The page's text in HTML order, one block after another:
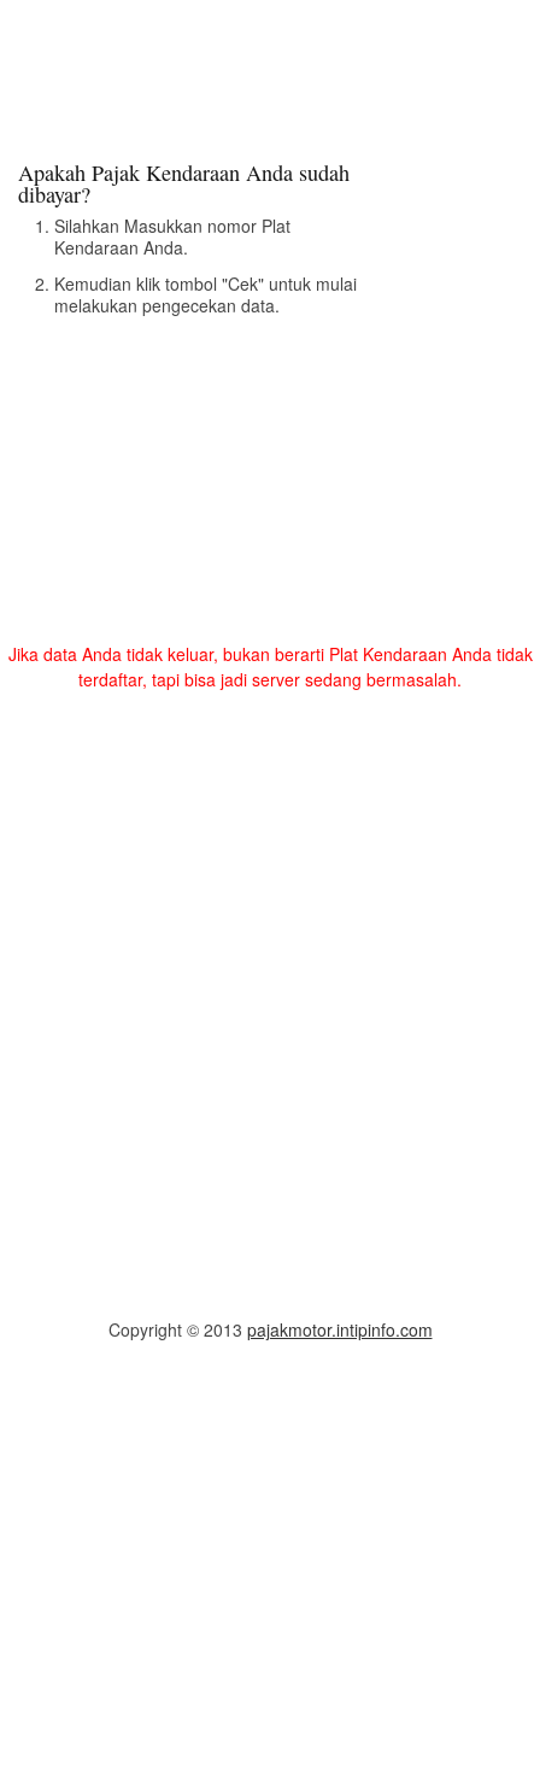
Apakah Pajak Kendaraan Anda sudah
dibayar?
Silahkan Masukkan nomor Plat
Kendaraan Anda.
Kemudian klik tombol "Cek" untuk mulai
melakukan pengecekan data.
Jika data Anda tidak keluar, bukan berarti Plat Kendaraan Anda tidak
terdaftar, tapi bisa jadi server sedang bermasalah.
Copyright © 2013 pajakmotor.intipinfo.com